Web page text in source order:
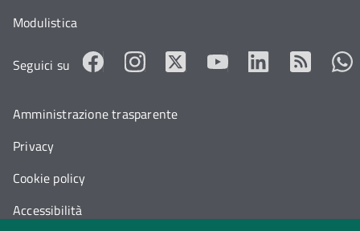
Modulistica
Seguici su
Amministrazione trasparente
Privacy
Cookie policy
Accessibilità